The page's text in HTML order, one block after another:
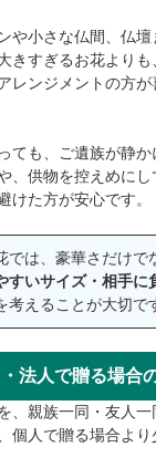
や小さな仏間、仏
きすぎるお花よりも
レンジメントの方が
ても、ご遺族が静か
、供物を控えめに
けた方が安心です。
では、豪華さだけで
すいサイズ・相手に
考えることが大切で
法人で贈る場合
、親族一同・友人
個人で贈る場合よ